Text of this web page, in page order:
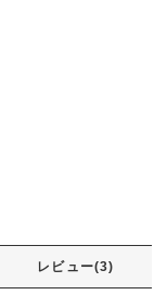
レビュー(3)